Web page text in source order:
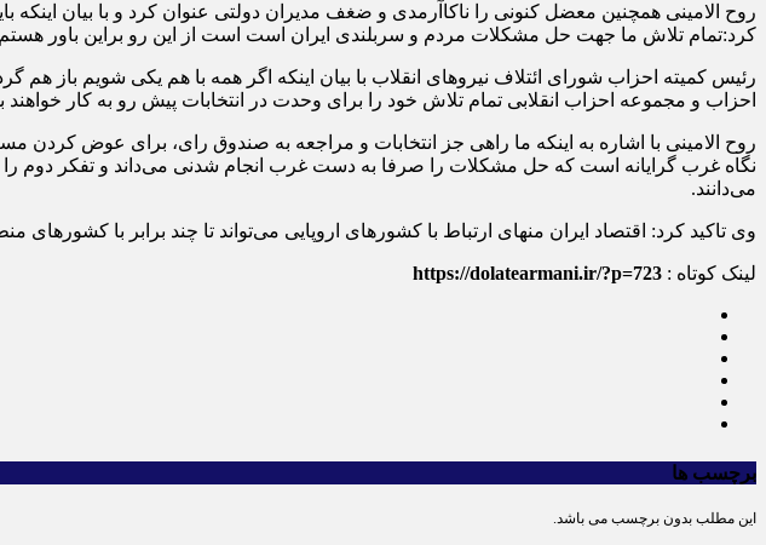
روح الامینی همچنین معضل کنونی را ناکاآرمدی و ضغف مدیران دولتی عنوان کرد و با بیان اینکه
کرد:تمام تلاش ما جهت حل مشکلات مردم و سربلندی ایران است است از این رو براین باور
رئیس کمیته احزاب شورای ائتلاف نیروهای انقلاب با بیان اینکه اگر همه با هم یکی شویم باز
احزاب و مجموعه احزاب انقلابی تمام تلاش خود را برای وحدت در انتخابات پیش رو به کار
روح الامینی با اشاره به اینکه ما راهی جز انتخابات و مراجعه به صندوق رای، برای عوض کردن
نگاه غرب گرایانه است که حل مشکلات را صرفا به دست غرب انجام شدنی می‌داند و تفکر دوم
می‌دانند.
وی تاکید کرد: اقتصاد ایران منهای ارتباط با کشور‌های اروپایی می‌تواند تا چند برابر با کشور‌های
لینک کوتاه : https://dolatearmani.ir/?p=723
برچسب ها
این مطلب بدون برچسب می باشد.